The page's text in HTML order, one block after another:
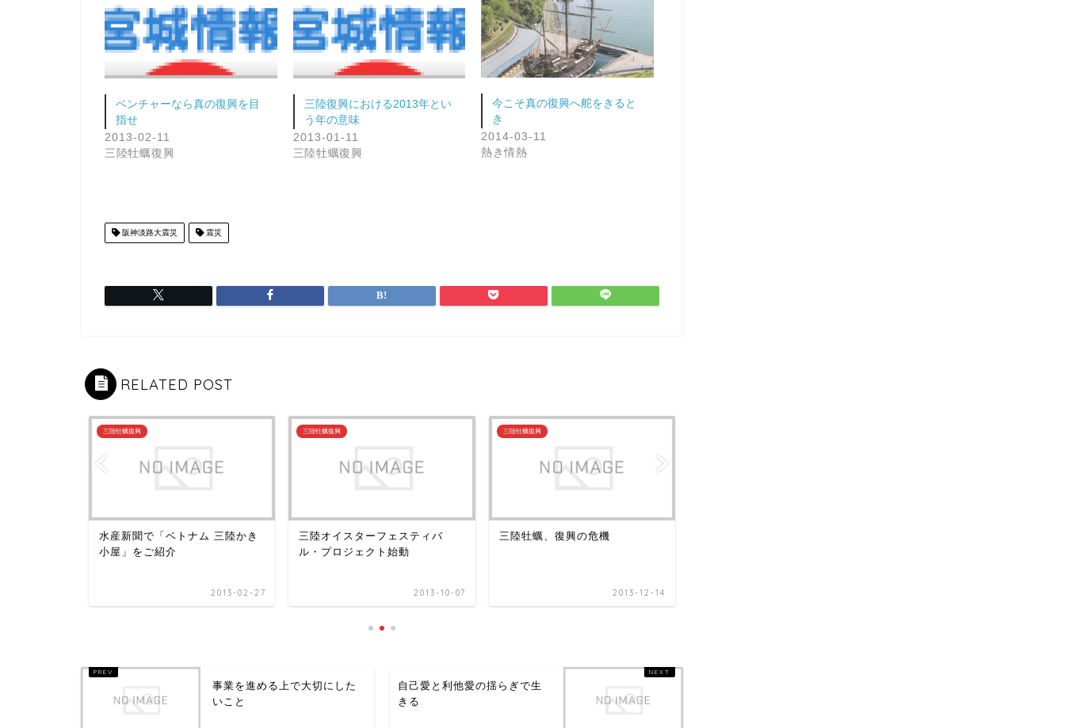
ベンチャーなら真の復興を目
指せ
2013-02-11
三陸牡蠣復興
三陸復興における2013年とい
う年の意味
2013-01-11
三陸牡蠣復興
今こそ真の復興へ舵をきると
き
2014-03-11
熱き情熱
阪神淡路大震災 震災
RELATED POST
三陸牡蠣復興
水産新聞で「ベトナム 三陸かき
小屋」をご紹介
2013-02-27
三陸牡蠣復興
三陸オイスターフェスティバ
ル・プロジェクト始動
2013-10-07
三陸牡蠣復興
三陸牡蠣、復興の危機
2013-12-14
事業を進める上で大切にした
いこと
自己愛と利他愛の揺らぎで生
きる